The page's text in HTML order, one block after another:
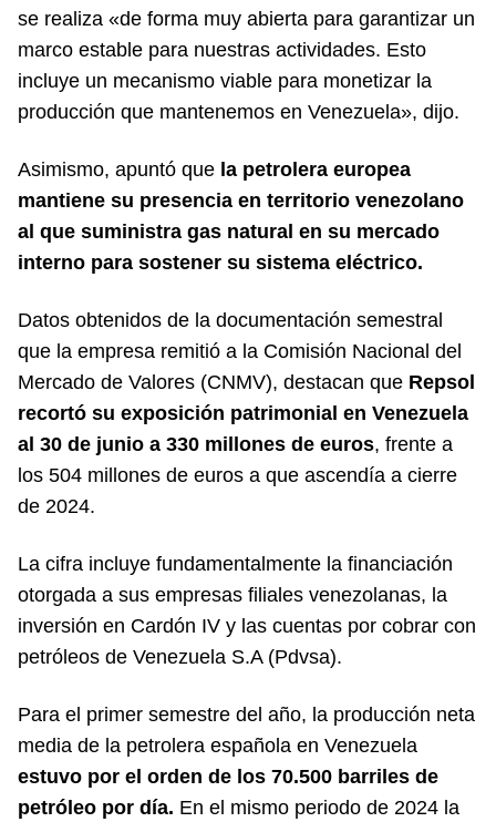
se realiza «de forma muy abierta para garantizar un
marco estable para nuestras actividades. Esto
incluye un mecanismo viable para monetizar la
producción que mantenemos en Venezuela», dijo.
Asimismo, apuntó que la petrolera europea
mantiene su presencia en territorio venezolano
al que suministra gas natural en su mercado
interno para sostener su sistema eléctrico.
Datos obtenidos de la documentación semestral
que la empresa remitió a la Comisión Nacional del
Mercado de Valores (CNMV), destacan que Repsol
recortó su exposición patrimonial en Venezuela
al 30 de junio a 330 millones de euros, frente a
los 504 millones de euros a que ascendía a cierre
de 2024.
La cifra incluye fundamentalmente la financiación
otorgada a sus empresas filiales venezolanas, la
inversión en Cardón IV y las cuentas por cobrar con
petróleos de Venezuela S.A (Pdvsa).
Para el primer semestre del año, la producción neta
media de la petrolera española en Venezuela
estuvo por el orden de los 70.500 barriles de
petróleo por día. En el mismo periodo de 2024 la